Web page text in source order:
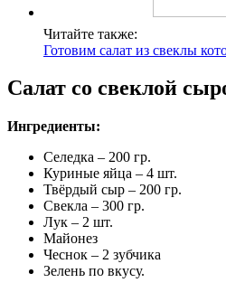
Читайте также:
Готовим салат из свеклы
Салат со свеклой
Ингредиенты:
Селедка – 200 гр.
Куриные яйца – 4 шт.
Твёрдый сыр – 200 гр.
Свекла – 300 гр.
Лук – 2 шт.
Майонез
Чеснок – 2 зубчика
Зелень по вкусу.